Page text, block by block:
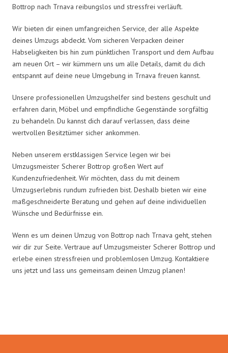
Bottrop nach Trnava reibungslos und stressfrei verläuft.
Wir bieten dir einen umfangreichen Service, der alle Aspekte
deines Umzugs abdeckt. Vom sicheren Verpacken deiner
Habseligkeiten bis hin zum pünktlichen Transport und dem Aufbau
am neuen Ort – wir kümmern uns um alle Details, damit du dich
entspannt auf deine neue Umgebung in Trnava freuen kannst.
Unsere professionellen Umzugshelfer sind bestens geschult und
erfahren darin, Möbel und empfindliche Gegenstände sorgfältig
zu behandeln. Du kannst dich darauf verlassen, dass deine
wertvollen Besitztümer sicher ankommen.
Neben unserem erstklassigen Service legen wir bei
Umzugsmeister Scherer Bottrop großen Wert auf
Kundenzufriedenheit. Wir möchten, dass du mit deinem
Umzugserlebnis rundum zufrieden bist. Deshalb bieten wir eine
maßgeschneiderte Beratung und gehen auf deine individuellen
Wünsche und Bedürfnisse ein.
Wenn es um deinen Umzug von Bottrop nach Trnava geht, stehen
wir dir zur Seite. Vertraue auf Umzugsmeister Scherer Bottrop und
erlebe einen stressfreien und problemlosen Umzug. Kontaktiere
uns jetzt und lass uns gemeinsam deinen Umzug planen!